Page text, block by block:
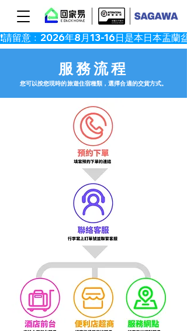
服務流程
​您可以按您現時的旅遊住宿種類，選擇合適的交貨方式。